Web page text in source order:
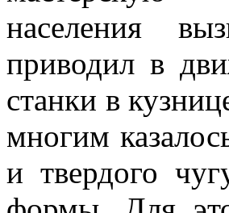
населения
приводил в
станки в
многим
и твердого